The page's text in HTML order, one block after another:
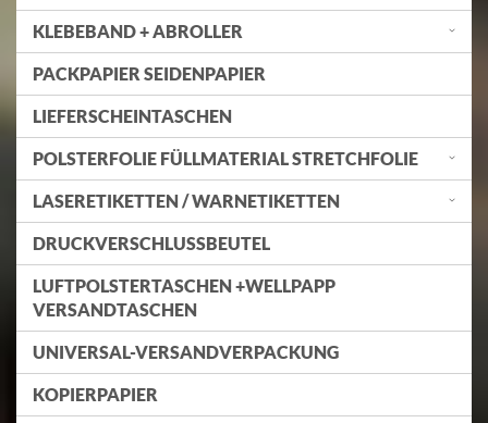
KLEBEBAND + ABROLLER
PACKPAPIER SEIDENPAPIER
LIEFERSCHEINTASCHEN
POLSTERFOLIE FÜLLMATERIAL STRETCHFOLIE
LASERETIKETTEN / WARNETIKETTEN
DRUCKVERSCHLUSSBEUTEL
LUFTPOLSTERTASCHEN +WELLPAPP
VERSANDTASCHEN
UNIVERSAL-VERSANDVERPACKUNG
KOPIERPAPIER